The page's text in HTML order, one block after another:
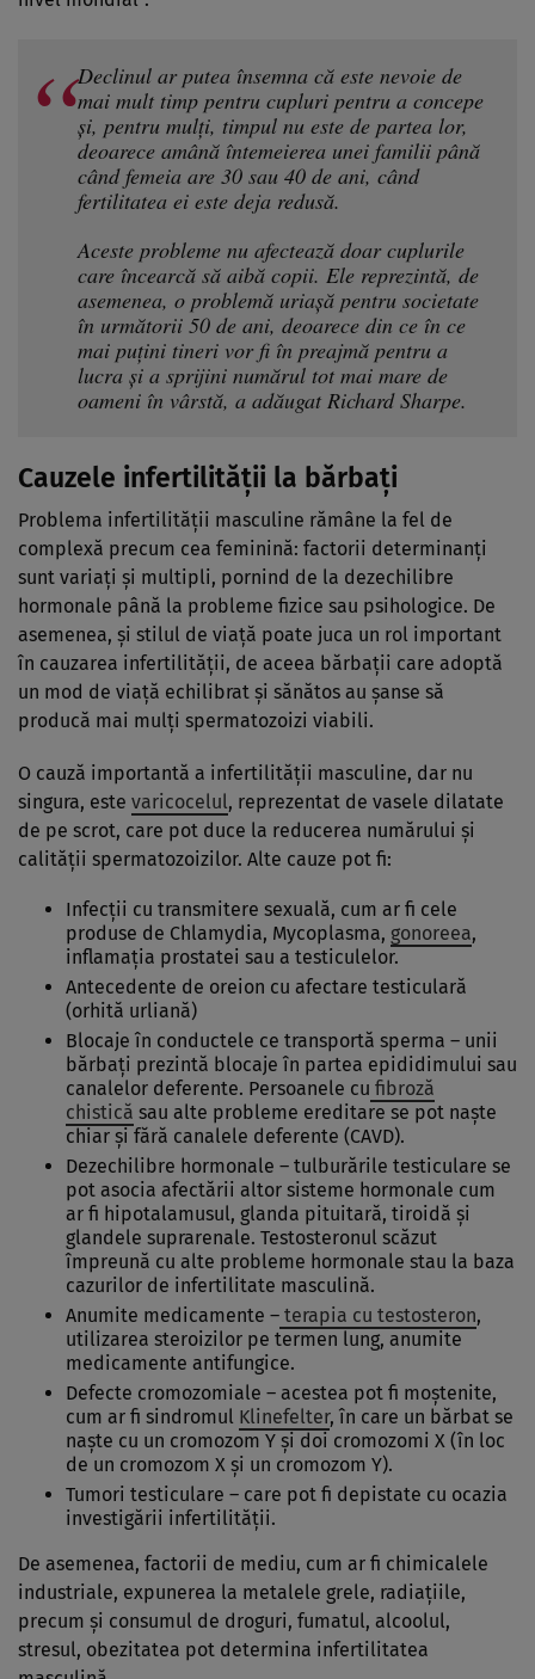
Declinul ar putea însemna că este nevoie de
mai mult timp pentru cupluri pentru a concepe
și, pentru mulți, timpul nu este de partea lor,
deoarece amână întemeierea unei familii până
când femeia are 30 sau 40 de ani, când
fertilitatea ei este deja redusă.
Aceste probleme nu afectează doar cuplurile
care încearcă să aibă copii. Ele reprezintă, de
asemenea, o problemă uriașă pentru societate
în următorii 50 de ani, deoarece din ce în ce
mai puțini tineri vor fi în preajmă pentru a
lucra și a sprijini numărul tot mai mare de
oameni în vârstă, a adăugat Richard Sharpe.
Cauzele infertilității la bărbați
Problema infertilităţii masculine rămâne la fel de
complexă precum cea feminină: factorii determinanţi
sunt variaţi şi multipli, pornind de la dezechilibre
hormonale până la probleme fizice sau psihologice. De
asemenea, şi stilul de viaţă poate juca un rol important
în cauzarea infertilităţii, de aceea bărbaţii care adoptă
un mod de viaţă echilibrat şi sănătos au şanse să
producă mai mulţi spermatozoizi viabili.
O cauză importantă a infertilităţii masculine, dar nu
singura, este varicocelul, reprezentat de vasele dilatate
de pe scrot, care pot duce la reducerea numărului şi
calităţii spermatozoizilor. Alte cauze pot fi:
Infecţii cu transmitere sexuală, cum ar fi cele
produse de Chlamydia, Mycoplasma, gonoreea,
inflamația prostatei sau a testiculelor.
Antecedente de oreion cu afectare testiculară
(orhită urliană)
Blocaje în conductele ce transportă sperma – unii
bărbaţi prezintă blocaje în partea epididimului sau
canalelor deferente. Persoanele cu fibroză
chistică sau alte probleme ereditare se pot naşte
chiar şi fără canalele deferente (CAVD).
Dezechilibre hormonale – tulburările testiculare se
pot asocia afectării altor sisteme hormonale cum
ar fi hipotalamusul, glanda pituitară, tiroidă şi
glandele suprarenale. Testosteronul scăzut
împreună cu alte probleme hormonale stau la baza
cazurilor de infertilitate masculină.
Anumite medicamente – terapia cu testosteron,
utilizarea steroizilor pe termen lung, anumite
medicamente antifungice.
Defecte cromozomiale – acestea pot fi moştenite,
cum ar fi sindromul Klinefelter, în care un bărbat se
naşte cu un cromozom Y şi doi cromozomi X (în loc
de un cromozom X şi un cromozom Y).
Tumori testiculare – care pot fi depistate cu ocazia
investigării infertilităţii.
De asemenea, factorii de mediu, cum ar fi chimicalele
industriale, expunerea la metalele grele, radiaţiile,
precum şi consumul de droguri, fumatul, alcoolul,
stresul, obezitatea pot determina infertilitatea